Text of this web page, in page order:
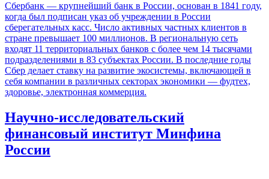
Сбербанк — крупнейший банк в России, основан в 1841 году,
когда был подписан указ об учреждении в России
сберегательных касс. Число активных частных клиентов в
стране превышает 100 миллионов. В региональную сеть
входят 11 территориальных банков с более чем 14 тысячами
подразделениями в 83 субъектах России. В последние годы
Сбер делает ставку на развитие экосистемы, включающей в
себя компании в различных секторах экономики — фудтех,
здоровье, электронная коммерция.
Научно-исследовательский
финансовый институт Минфина
России